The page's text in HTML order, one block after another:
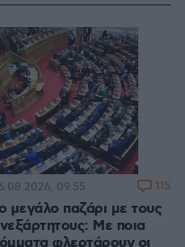
μεγάλο παζάρι με τους
Με ποια
φλερτάρουν οι
09:55 115